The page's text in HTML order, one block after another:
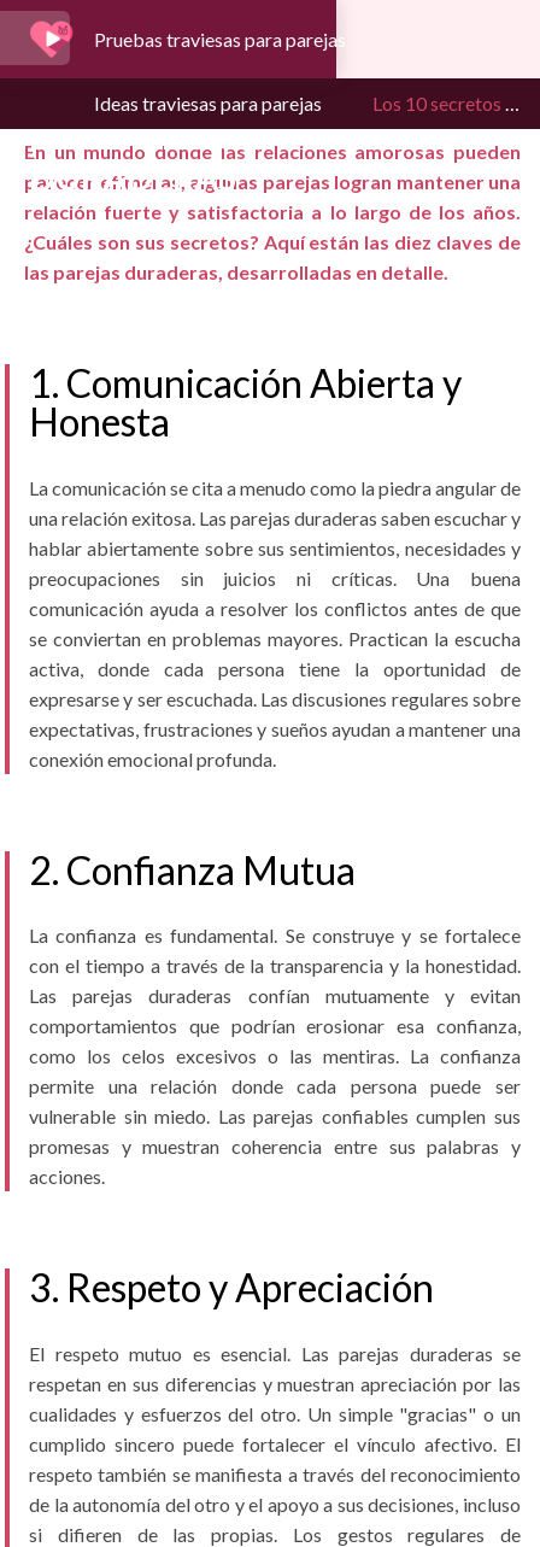
Pruebas traviesas para parejas
Ideas traviesas para parejas Los 10 secretos de las parejas duraderas
LOS 10 SECRETOS DE
LAS PAREJAS
DURADERAS
En un mundo donde las relaciones amorosas pueden
parecer efímeras, algunas parejas logran mantener una
relación fuerte y satisfactoria a lo largo de los años.
¿Cuáles son sus secretos? Aquí están las diez claves de
las parejas duraderas, desarrolladas en detalle.
1. Comunicación Abierta y
Honesta
La comunicación se cita a menudo como la piedra angular de
una relación exitosa. Las parejas duraderas saben escuchar y
hablar abiertamente sobre sus sentimientos, necesidades y
preocupaciones sin juicios ni críticas. Una buena
comunicación ayuda a resolver los conflictos antes de que
se conviertan en problemas mayores. Practican la escucha
activa, donde cada persona tiene la oportunidad de
expresarse y ser escuchada. Las discusiones regulares sobre
expectativas, frustraciones y sueños ayudan a mantener una
conexión emocional profunda.
2. Confianza Mutua
La confianza es fundamental. Se construye y se fortalece
con el tiempo a través de la transparencia y la honestidad.
Las parejas duraderas confían mutuamente y evitan
comportamientos que podrían erosionar esa confianza,
como los celos excesivos o las mentiras. La confianza
permite una relación donde cada persona puede ser
vulnerable sin miedo. Las parejas confiables cumplen sus
promesas y muestran coherencia entre sus palabras y
acciones.
3. Respeto y Apreciación
El respeto mutuo es esencial. Las parejas duraderas se
respetan en sus diferencias y muestran apreciación por las
cualidades y esfuerzos del otro. Un simple "gracias" o un
cumplido sincero puede fortalecer el vínculo afectivo. El
respeto también se manifiesta a través del reconocimiento
de la autonomía del otro y el apoyo a sus decisiones, incluso
si difieren de las propias. Los gestos regulares de